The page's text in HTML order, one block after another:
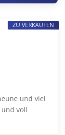
und viel
voll
ZU VERKAUFEN